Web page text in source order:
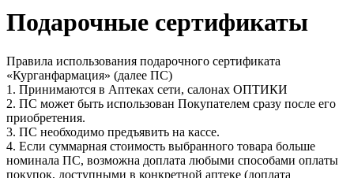
Подарочные сертификаты
Правила использования подарочного сертификата
«Курганфармация» (далее ПС)
1. Принимаются в Аптеках сети, салонах ОПТИКИ
2. ПС может быть использован Покупателем сразу после его
приобретения.
3. ПС необходимо предъявить на кассе.
4. Если суммарная стоимость выбранного товара больше
номинала ПС, возможна доплата любыми способами оплаты
покупок, доступными в конкретной аптеке (доплата